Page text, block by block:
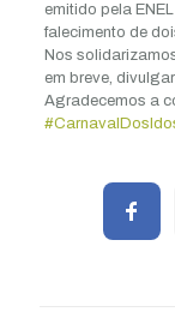
emitido pela
falecimento de
Nos
em breve,
Agradecemos a